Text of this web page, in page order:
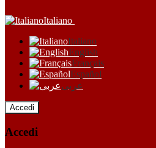
Italiano
Italiano
English
Français
Español
عربى
Accedi
Accedi